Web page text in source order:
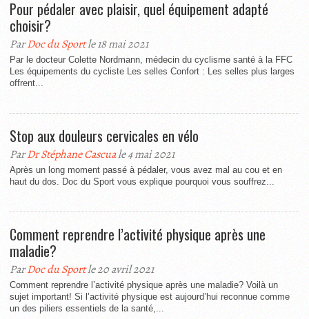
Pour pédaler avec plaisir, quel équipement adapté
choisir?
ParDoc du Sportle 18 mai 2021
Par le docteur Colette Nordmann, médecin du cyclisme santé à la FFC
Les équipements du cycliste Les selles Confort : Les selles plus larges
offrent...
Stop aux douleurs cervicales en vélo
ParDr Stéphane Cascuale 4 mai 2021
Après un long moment passé à pédaler, vous avez mal au cou et en
haut du dos. Doc du Sport vous explique pourquoi vous souffrez...
Comment reprendre l’activité physique après une
maladie?
ParDoc du Sportle 20 avril 2021
Comment reprendre l’activité physique après une maladie? Voilà un
sujet important! Si l’activité physique est aujourd’hui reconnue comme
un des piliers essentiels de la santé,...